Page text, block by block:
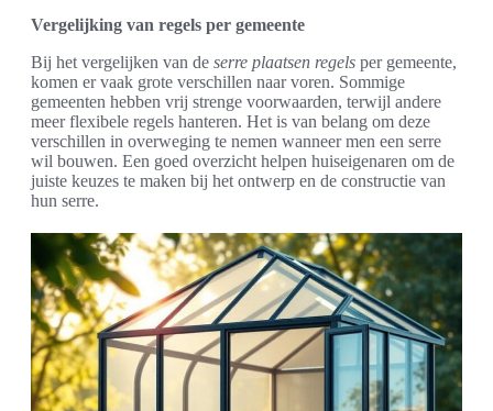
Vergelijking van regels per gemeente
Bij het vergelijken van de serre plaatsen regels per gemeente,
komen er vaak grote verschillen naar voren. Sommige
gemeenten hebben vrij strenge voorwaarden, terwijl andere
meer flexibele regels hanteren. Het is van belang om deze
verschillen in overweging te nemen wanneer men een serre
wil bouwen. Een goed overzicht helpen huiseigenaren om de
juiste keuzes te maken bij het ontwerp en de constructie van
hun serre.